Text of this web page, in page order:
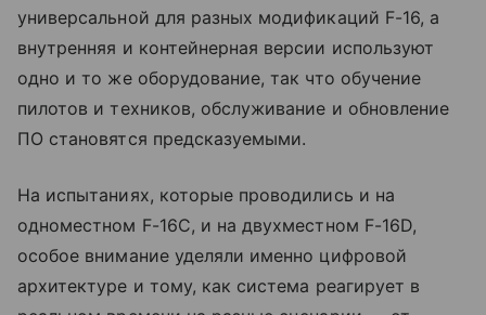
универсальной для разных модификаций F-16, а
внутренняя и контейнерная версии используют
одно и то же оборудование, так что обучение
пилотов и техников, обслуживание и обновление
ПО становятся предсказуемыми.
На испытаниях, которые проводились и на
одноместном F-16C, и на двухместном F-16D,
особое внимание уделяли именно цифровой
архитектуре и тому, как система реагирует в